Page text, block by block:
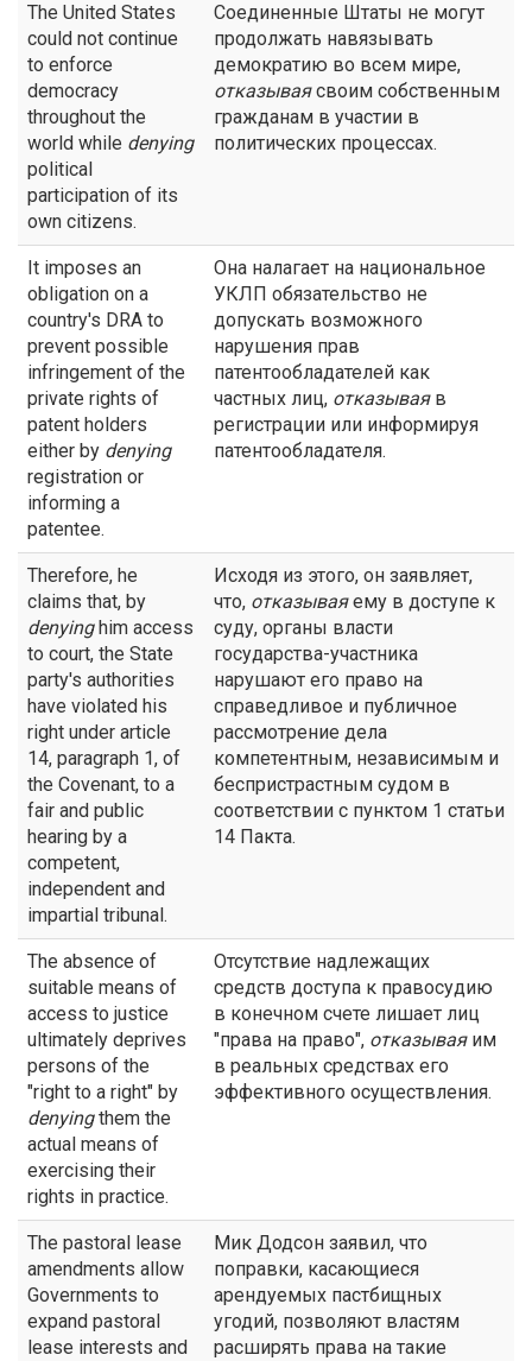
The United States
could not continue
to enforce
democracy
throughout the
world while denying
political
participation of its
own citizens.
Соединенные Штаты не могут
продолжать навязывать
демократию во всем мире,
отказываясвоим собственным
гражданам в участии в
политических процессах.
It imposes an
obligation on a
country's DRA to
prevent possible
infringement of the
private rights of
patent holders
either by denying
registration or
informing a
patentee.
Она налагает на национальное
УКЛП обязательство не
допускать возможного
нарушения прав
патентообладателей как
частных лиц, отказываяв
регистрации или информируя
патентообладателя.
Therefore, he
claims that, by
denyinghim access
to court, the State
party's authorities
have violated his
right under article
14, paragraph 1, of
the Covenant, to a
fair and public
hearing by a
competent,
independent and
impartial tribunal.
Исходя из этого, он заявляет,
что, отказываяему в доступе к
суду, органы власти
государства-участника
нарушают его право на
справедливое и публичное
рассмотрение дела
компетентным, независимым и
беспристрастным судом в
соответствии с пунктом 1 статьи
14 Пакта.
The absence of
suitable means of
access to justice
ultimately deprives
persons of the
"right to a right" by
denyingthem the
actual means of
exercising their
rights in practice.
Отсутствие надлежащих
средств доступа к правосудию
в конечном счете лишает лиц
"права на право", отказываяим
в реальных средствах его
эффективного осуществления.
The pastoral lease
amendments allow
Governments to
expand pastoral
lease interests and
Мик Додсон заявил, что
поправки, касающиеся
арендуемых пастбищных
угодий, позволяют властям
расширять права на такие